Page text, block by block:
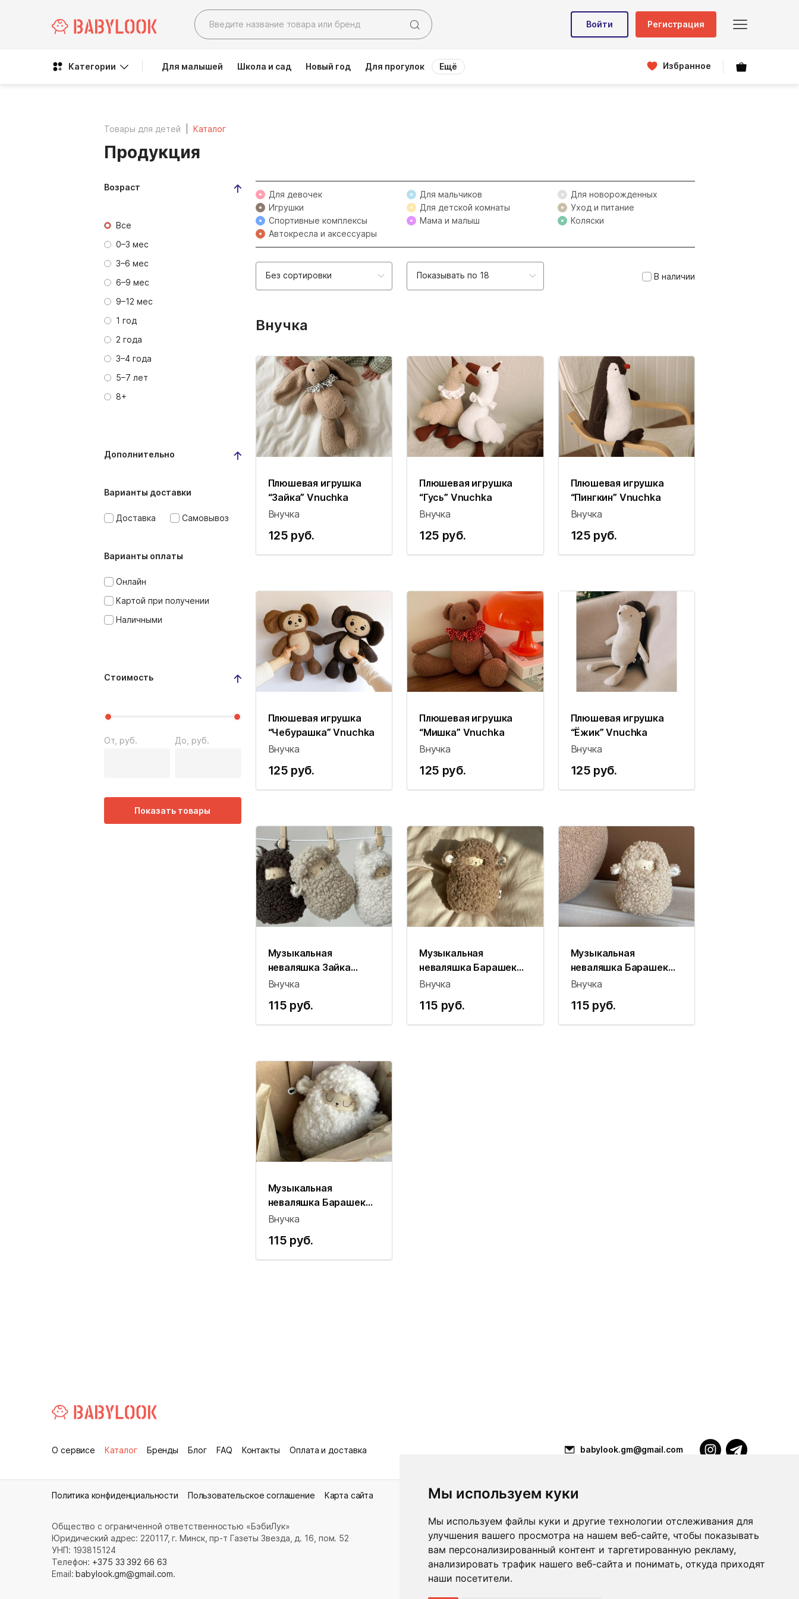
Мы используем куки
Мы используем файлы куки и другие технологии отслеживания для
улучшения вашего просмотра на нашем веб-сайте, чтобы показывать
вам персонализированный контент и таргетированную рекламу,
анализировать трафик нашего веб-сайта и понимать, откуда приходят
наши посетители.
Войти Регистрация
Категории Для малышей Школа и сад Новый год Для прогулок Ещё Избранное
Товары для детей Каталог
Продукция
Возраст
Все
0–3 мес
3–6 мес
6–9 мес
9–12 мес
1 год
2 года
3–4 года
5–7 лет
8+
Дополнительно
Варианты доставки
Доставка Самовывоз
Варианты оплаты
Онлайн
Картой при получении
Наличными
Стоимость
От, руб. До, руб.
Показать товары
Для девочек Для мальчиков
Для новорожденных
Игрушки
Для детской комнаты
Уход и питание
Спортивные комплексы
Мама и малыш
Коляски
Автокресла и аксессуары
Без сортировки Показывать по 18 В наличии
Внучка
Плюшевая игрушка
“Зайка” Vnuchka
Внучка
125 руб.
Плюшевая игрушка
“Гусь” Vnuchka
Внучка
125 руб.
Плюшевая игрушка
“Пингкин” Vnuchka
Внучка
125 руб.
Плюшевая игрушка
“Чебурашка” Vnuchka
Внучка
125 руб.
Плюшевая игрушка
“Мишка” Vnuchka
Внучка
125 руб.
Плюшевая игрушка
“Ёжик” Vnuchka
Внучка
125 руб.
Музыкальная
неваляшка Зайка
Vnuchka
Внучка
115 руб.
Музыкальная
неваляшка Барашек
Vnuchka (кофейный)
Внучка
115 руб.
Музыкальная
неваляшка Барашек
Vnuchka (молочный)
Внучка
115 руб.
Музыкальная
неваляшка Барашек
Vnuchka
Внучка
115 руб.
О сервисе Каталог Бренды Блог FAQ Контакты Оплата и доставка babylook.gm@gmail.com
Политика конфиденциальности Пользовательское соглашение Карта сайта
Общество с ограниченной ответственностью «БэбиЛук»
Юридический адрес: 220117, г. Минск, пр-т Газеты Звезда, д. 16, пом. 52
УНП: 193815124
Телефон: +375 33 392 66 63
Email: babylook.gm@gmail.com.